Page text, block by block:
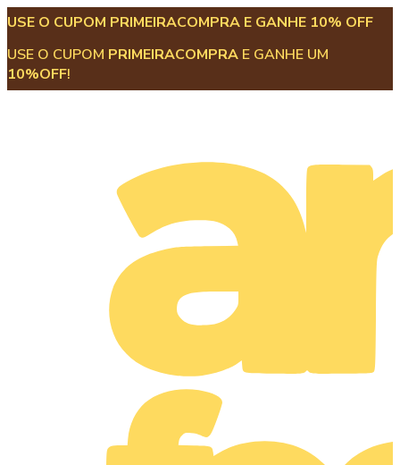
USE O CUPOM PRIMEIRACOMPRA E GANHE 10% OFF
USE O CUPOM PRIMEIRACOMPRA E GANHE UM
10%OFF!